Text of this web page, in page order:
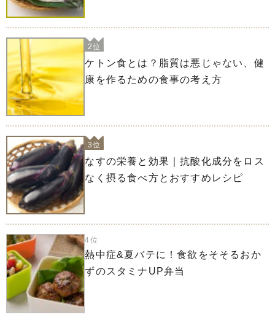
2位
ケトン食とは？脂質は悪じゃない、健
康を作るための食事の考え方
3位
なすの栄養と効果｜抗酸化成分をロス
なく摂る食べ方とおすすめレシピ
4位
熱中症&夏バテに！食欲をそそるおか
ずのスタミナUP弁当